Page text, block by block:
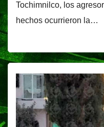
Tochimnilco, los
hechos ocurrieron la…